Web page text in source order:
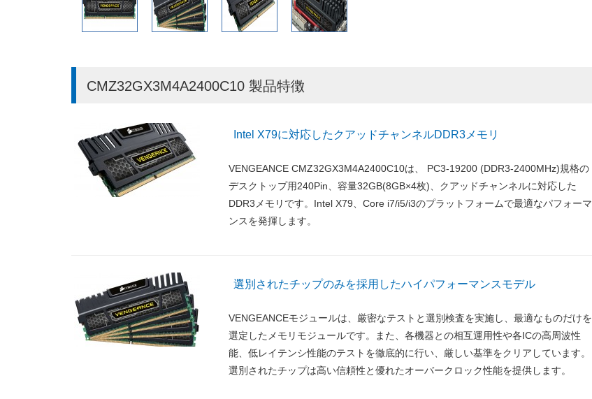
CMZ32GX3M4A2400C10 製品特徴
Intel X79に対応したクアッドチャンネルDDR3メモリ
VENGEANCE CMZ32GX3M4A2400C10は、 PC3-19200 (DDR3-2400MHz)規格の
デスクトップ用240Pin、容量32GB(8GB×4枚)、クアッドチャンネルに対応した
DDR3メモリです。Intel X79、Core i7/i5/i3のプラットフォームで最適なパフォーマ
ンスを発揮します。
選別されたチップのみを採用したハイパフォーマンスモデル
VENGEANCEモジュールは、厳密なテストと選別検査を実施し、最適なものだけを
選定したメモリモジュールです。また、各機器との相互運用性や各ICの高周波性
能、低レイテンシ性能のテストを徹底的に行い、厳しい基準をクリアしています。
選別されたチップは高い信頼性と優れたオーバークロック性能を提供します。